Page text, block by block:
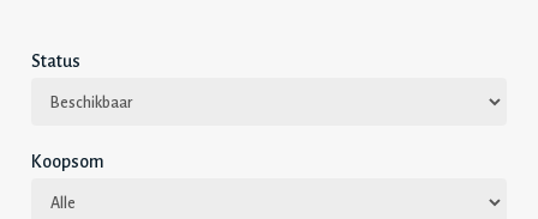
Status
Koopsom